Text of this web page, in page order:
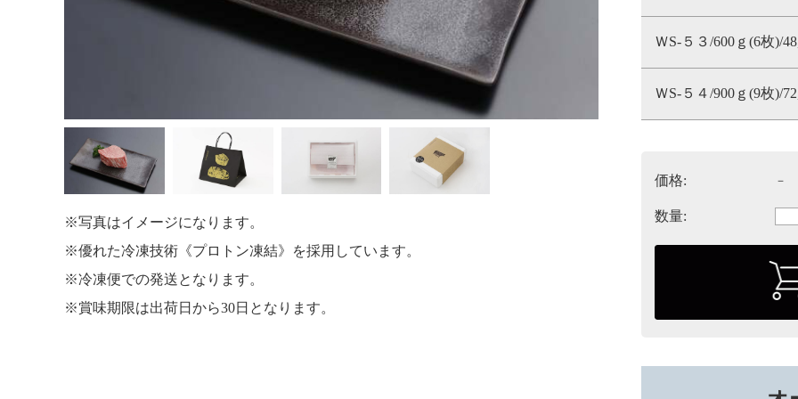
写真はイメージになります。
優れた冷凍技術《プロトン凍結》を採用しています。
冷凍便での発送となります。
賞味期限は出荷日から30日となります。
ＷS-５３/600ｇ(6枚)/
ＷS-５４/900ｇ(9枚)/
価格: －
数量: